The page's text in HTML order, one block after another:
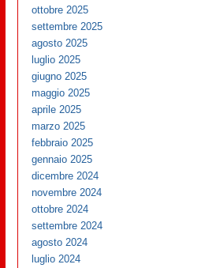
ottobre 2025
settembre 2025
agosto 2025
luglio 2025
giugno 2025
maggio 2025
aprile 2025
marzo 2025
febbraio 2025
gennaio 2025
dicembre 2024
novembre 2024
ottobre 2024
settembre 2024
agosto 2024
luglio 2024